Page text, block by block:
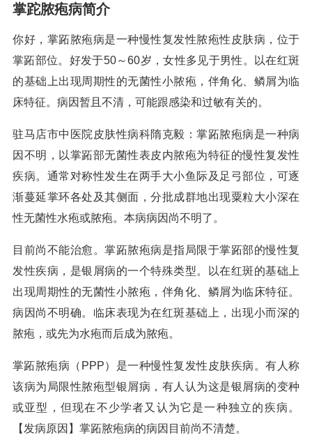
掌跎脓疱病简介
你好，掌跖脓疱病是一种慢性复发性脓疱性皮肤病，位于
掌跖部位。好发于50～60岁，女性多见于男性。以在红斑
的基础上出现周期性的无菌性小脓疱，伴角化、鳞屑为临
床特征。病因暂且不清，可能跟感染和过敏有关的。
驻马店市中医院皮肤性病科隋克毅：掌跖脓疱病是一种病
因不明，以掌跖部无菌性表皮内脓疱为特征的慢性复发性
疾病。通常对称性发生在两手大小鱼际及足弓部位，可逐
渐蔓延掌环各处及其侧面，分批成群地出现粟粒大小深在
性无菌性水疱或脓疱。本病病因尚不明了。
目前尚不能治愈。掌跖脓疱病是指局限于掌跖部的慢性复
发性疾病，是银屑病的一个特殊类型。以在红斑的基础上
出现周期性的无菌性小脓疱，伴角化、鳞屑为临床特征。
病因尚不明确。临床表现为在红斑基础上，出现小而深的
脓疱，或先为水疱而后成为脓疱。
掌跖脓疱病（PPP）是一种慢性复发性皮肤疾病。有人称
该病为局限性脓疱型银屑病，有人认为这是银屑病的变种
或亚型，但现在不少学者又认为它是一种独立的疾病。
【发病原因】掌跖脓疱病的病因目前尚不清楚。